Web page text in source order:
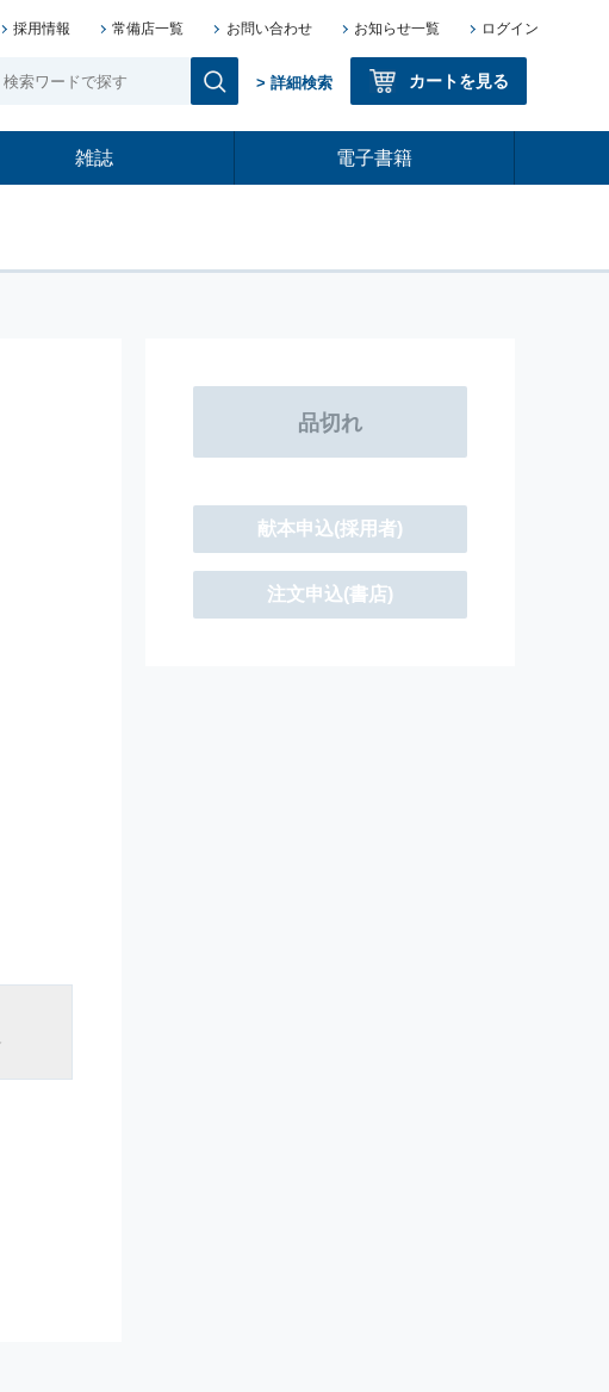
採用情報 常備店一覧 お問い合わせ お知らせ一覧 ログイン
> 詳細検索 カートを見る
雑誌 電子書籍
献本申込(採用者)
注文申込(書店)